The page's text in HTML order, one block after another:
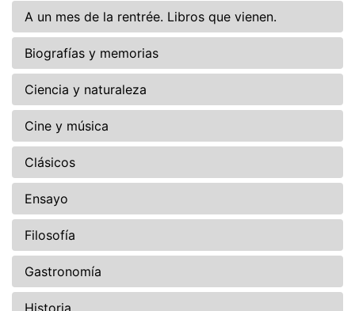
A un mes de la rentrée. Libros que vienen.
Biografías y memorias
Ciencia y naturaleza
Cine y música
Clásicos
Ensayo
Filosofía
Gastronomía
Historia